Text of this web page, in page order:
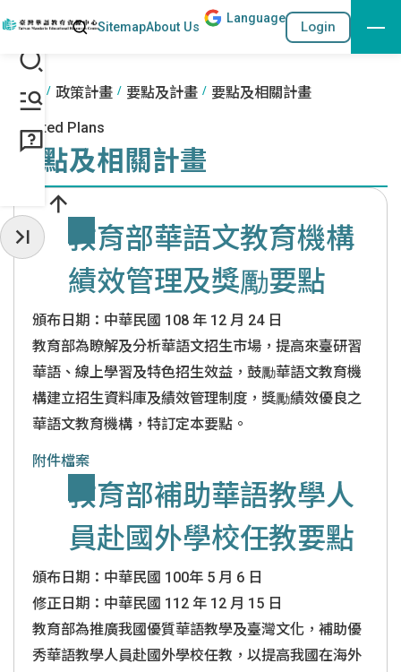
Go to the content anchor
::: Search
SitemapAbout Us
Language
Login
:::
首頁 政策計畫 要點及計畫 要點及相關計畫
Related Plans
要點及相關計畫
教育部華語文教育機構
績效管理及獎勵要點
頒布日期：中華民國 108 年 12 月 24 日
教育部為瞭解及分析華語文招生市場，提高來臺研習
華語、線上學習及特色招生效益，鼓勵華語文教育機
構建立招生資料庫及績效管理制度，獎勵績效優良之
華語文教育機構，特訂定本要點。
附件檔案
教育部補助華語教學人
員赴國外學校任教要點
頒布日期：中華民國 100年 5 月 6 日
修正日期：中華民國 112 年 12 月 15 日
教育部為推廣我國優質華語教學及臺灣文化，補助優
秀華語教學人員赴國外學校任教，以提高我國在海外
Hide Sidebar